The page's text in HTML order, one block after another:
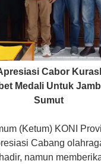
Cabor
Medali Untuk
Sumut
(Ketum) KONI
Cabang
namun